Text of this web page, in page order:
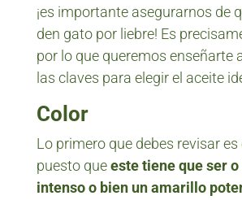
¡es importante asegurarnos de
den gato por liebre! Es
por lo que queremos enseñarte
las claves para elegir el aceite
Color
Lo primero que debes revisar es
puesto queeste tiene que ser
intenso o bien un amarillo